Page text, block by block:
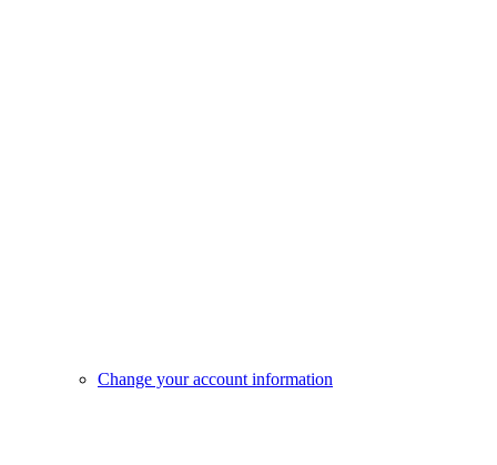
Change your account information